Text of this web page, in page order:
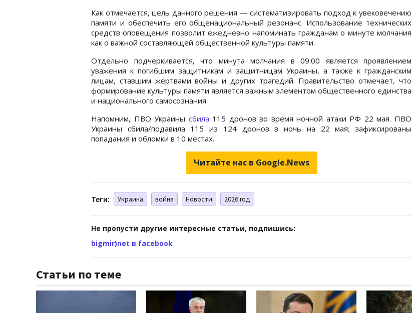
Как отмечается, цель данного решения — систематизировать подход к увековечению
памяти и обеспечить его общенациональный резонанс. Использование технических
средств оповещения позволит ежедневно напоминать гражданам о минуте молчания
как о важной составляющей общественной культуры памяти.
Отдельно подчеркивается, что минута молчания в 09:00 является проявлением
уважения к погибшим защитникам и защитницам Украины, а также к гражданским
лицам, ставшим жертвами войны и других трагедий. Правительство отмечает, что
формирование культуры памяти является важным элементом общественного единства
и национального самосознания.
Напомним, ПВО Украины сбила 115 дронов во время ночной атаки РФ 22 мая. ПВО
Украины сбила/подавила 115 из 124 дронов в ночь на 22 мая; зафиксированы
попадания и обломки в 10 местах.
Читайте нас в Google.News
Теги: Украина война Новости 2026 год
Не пропусти другие интересные статьи, подпишись:
bigmir)net в facebook
Статьи по теме